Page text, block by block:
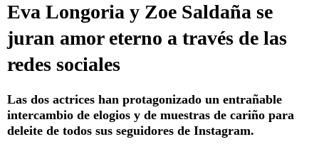
Eva Longoria y Zoe Saldaña se
juran amor eterno a través de las
redes sociales
Las dos actrices han protagonizado un entrañable
intercambio de elogios y de muestras de cariño para
deleite de todos sus seguidores de Instagram.